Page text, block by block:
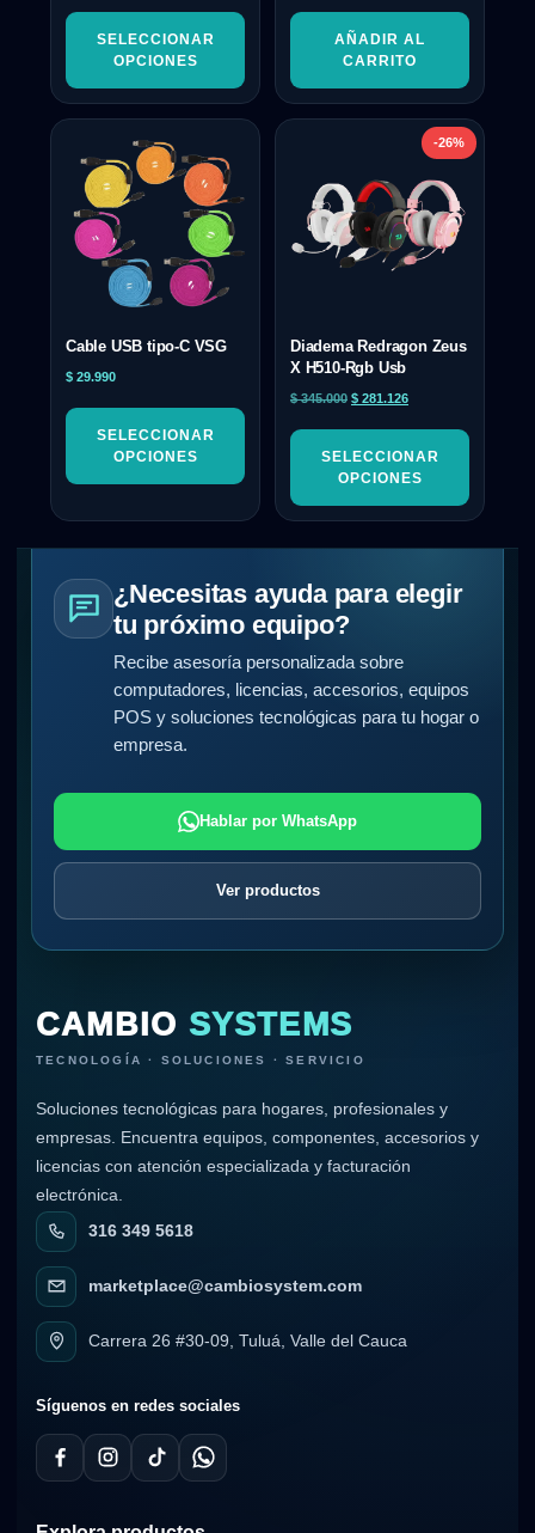
SELECCIONAR
OPCIONES
AÑADIR AL
CARRITO
Cable USB tipo-C VSG
$ 29.990
SELECCIONAR
OPCIONES
-26%
Diadema Redragon Zeus
X H510-Rgb Usb
$345.000 $ 281.126
SELECCIONAR
OPCIONES
¿Necesitas ayuda para elegir
tu próximo equipo?
Recibe asesoría personalizada sobre
computadores, licencias, accesorios, equipos
POS y soluciones tecnológicas para tu hogar o
empresa.
Hablar por WhatsApp
Ver productos
CAMBIO SYSTEMS
TECNOLOGÍA · SOLUCIONES · SERVICIO
Soluciones tecnológicas para hogares, profesionales y
empresas. Encuentra equipos, componentes, accesorios y
licencias con atención especializada y facturación
electrónica.
316 349 5618
marketplace@cambiosystem.com
Carrera 26 #30-09, Tuluá, Valle del Cauca
Síguenos en redes sociales